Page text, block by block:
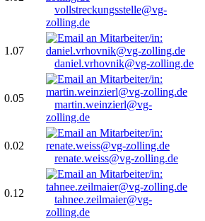
vollstreckungsstelle@vg-
zolling.de
1.07
daniel.vrhovnik@vg-zolling.de
0.05
martin.weinzierl@vg-
zolling.de
0.02
renate.weiss@vg-zolling.de
0.12
tahnee.zeilmaier@vg-
zolling.de